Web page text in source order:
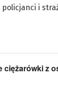
i
ciężarówki z